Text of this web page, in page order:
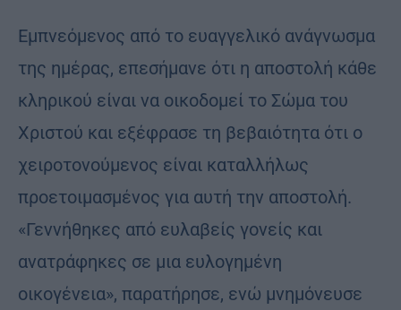
Εμπνεόμενος από το ευαγγελικό ανάγνωσμα
της ημέρας, επεσήμανε ότι η αποστολή κάθε
κληρικού είναι να οικοδομεί το Σώμα του
Χριστού και εξέφρασε τη βεβαιότητα ότι ο
χειροτονούμενος είναι καταλλήλως
προετοιμασμένος για αυτή την αποστολή.
«Γεννήθηκες από ευλαβείς γονείς και
ανατράφηκες σε μια ευλογημένη
οικογένεια», παρατήρησε, ενώ μνημόνευσε